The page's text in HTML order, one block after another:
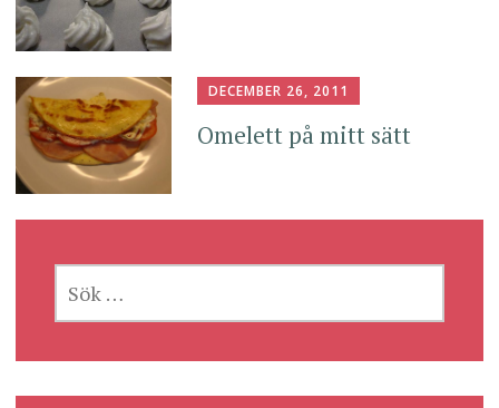
DECEMBER 26, 2011
Omelett på mitt sätt
EFTER: